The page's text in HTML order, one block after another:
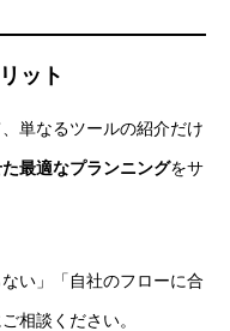
ット
単なるツールの紹介だけ
最適なプランニングをサ
い」「自社のフローに合
相談ください。